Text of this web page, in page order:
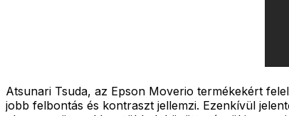
Atsunari Tsuda, az Epson Moverio termékekért
jobb felbontás és kontraszt jellemzi. Ezenkívül